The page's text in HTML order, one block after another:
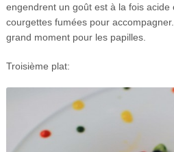
engendrent un goût est à la fois acide
courgettes fumées pour
grand moment pour les papilles.
Troisième plat: